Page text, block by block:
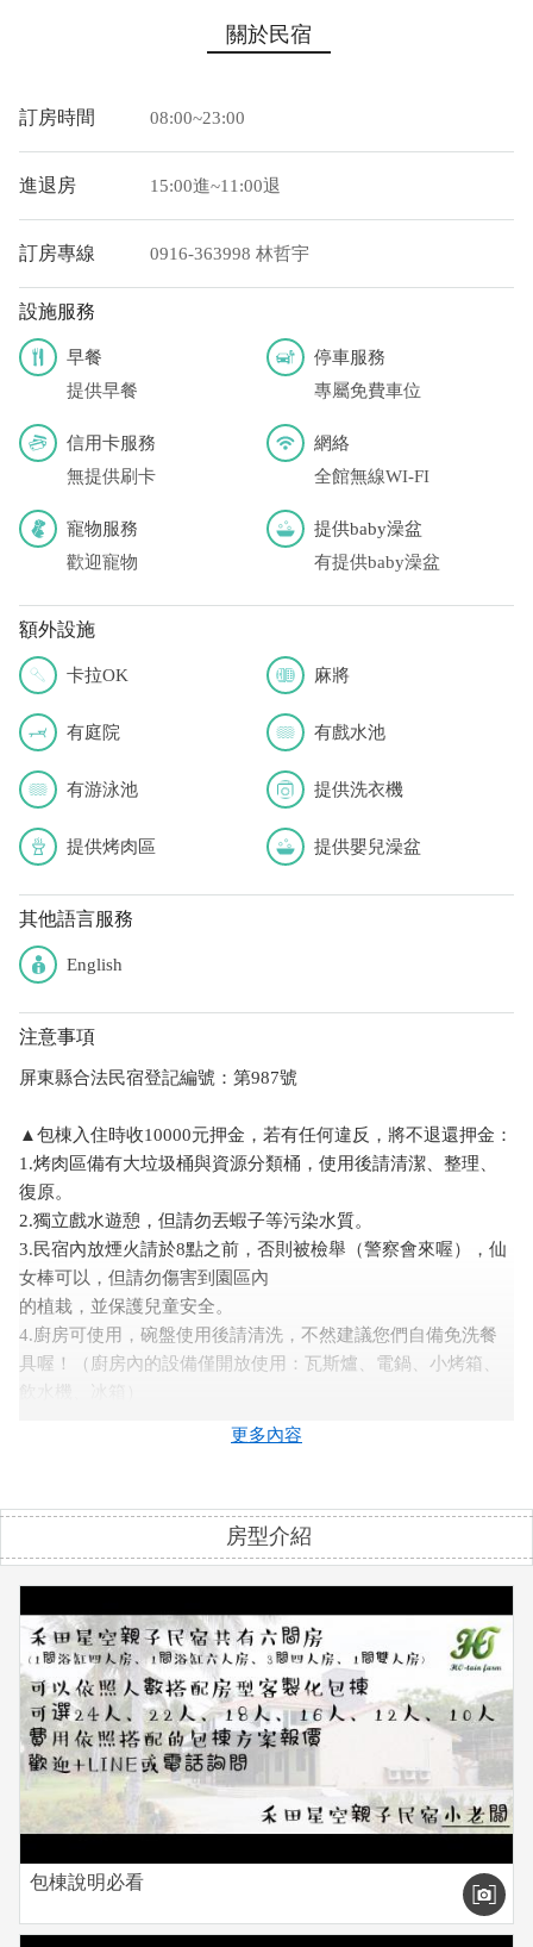
彰化銀行-恆春分行 代號：009 帳號：8348-86-041237-
您也可以利用這幾個常用的網路ATM匯款： [
宿有提供該銀行匯款帳號喔。) 匯入任何款項後，請記得與業者
連絡喔！
關於民宿
訂房時間 08:00~23:00
進退房 15:00進~11:00退
訂房專線 0916-363998 林哲宇
設施服務
早餐
提供早餐
停車服務
專屬免費車位
信用卡服務
無提供刷卡
網絡
全館無線WI-FI
寵物服務
歡迎寵物
提供baby澡盆
有提供baby澡盆
額外設施
卡拉OK 麻將
有庭院 有戲水池
有游泳池 提供洗衣機
提供烤肉區 提供嬰兒澡盆
其他語言服務
English
注意事項
屏東縣合法民宿登記編號：第987號
▲包棟入住時收10000元押金，若有任何違反，將不退還押金：
1.烤肉區備有大垃圾桶與資源分類桶，使用後請清潔、整理、
復原。
2.獨立戲水遊憩，但請勿丟蝦子等污染水質。
3.民宿內放煙火請於8點之前，否則被檢舉（警察會來喔），仙
女棒可以，但請勿傷害到園區內
的植栽，並保護兒童安全。
4.廚房可使用，碗盤使用後請清洗，不然建議您們自備免洗餐
具喔！（廚房內的設備僅開放使用：瓦斯爐、電鍋、小烤箱、
7.禁止一切違法情事，若有發現將立即報警喔。
▲寵物入住酌收300/隻，但若有便溺破壞傢俱等，需照價賠
償。
▲泳池水深約75~100公分，需要家長陪同使用。
▲請依照預定房型人數入住，若有加人請如實告知，我們會為
您準備備品，睡得更舒服，也彼此尊重。
（三歲以下無需加床者可免費入住但不提供早餐與備品，三歲
以上加一人1000元/晚含加床、早餐、備品）
＊颱風或自然災害，以中央氣象局預報為依據，入住當天發佈
＊本館不接受季節性降雨、同行友人無法前來或您不喜歡出遊
更多內容
房型介紹
包棟說明必看